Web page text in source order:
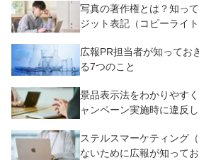
写真の著作権とは？知っ
ジット表記（コピーライ
広報PR担当者が知ってお
る7つのこと
景品表示法をわかりやす
ャンペーン実施時に違反
ステルスマーケティング
ないために広報が知って